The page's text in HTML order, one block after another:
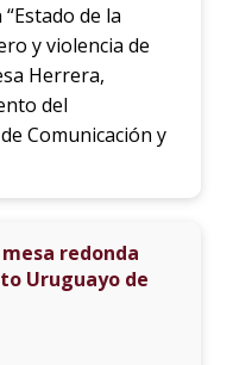
de la
y violencia de
Herrera,
del
Comunicación y
redonda
Uruguayo de